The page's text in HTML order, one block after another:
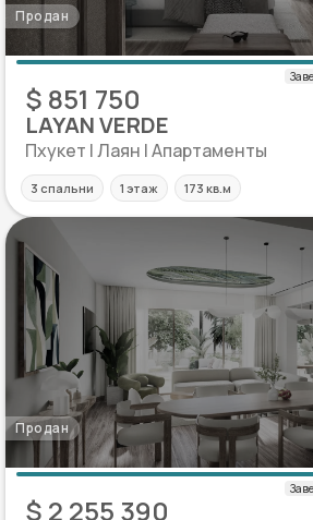
Продан
$ 851 750
LAYAN VERDE
Пхукет | Лаян | Апартаменты
3 спальни 1 этаж 173 кв.м
Продан
$ 2 255 390